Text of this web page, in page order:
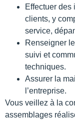
Effectuer
clients, y
service,
Renseigner
suivi et
techniques.
Assurer la
l’entreprise.
Vous veillez à la
assemblages